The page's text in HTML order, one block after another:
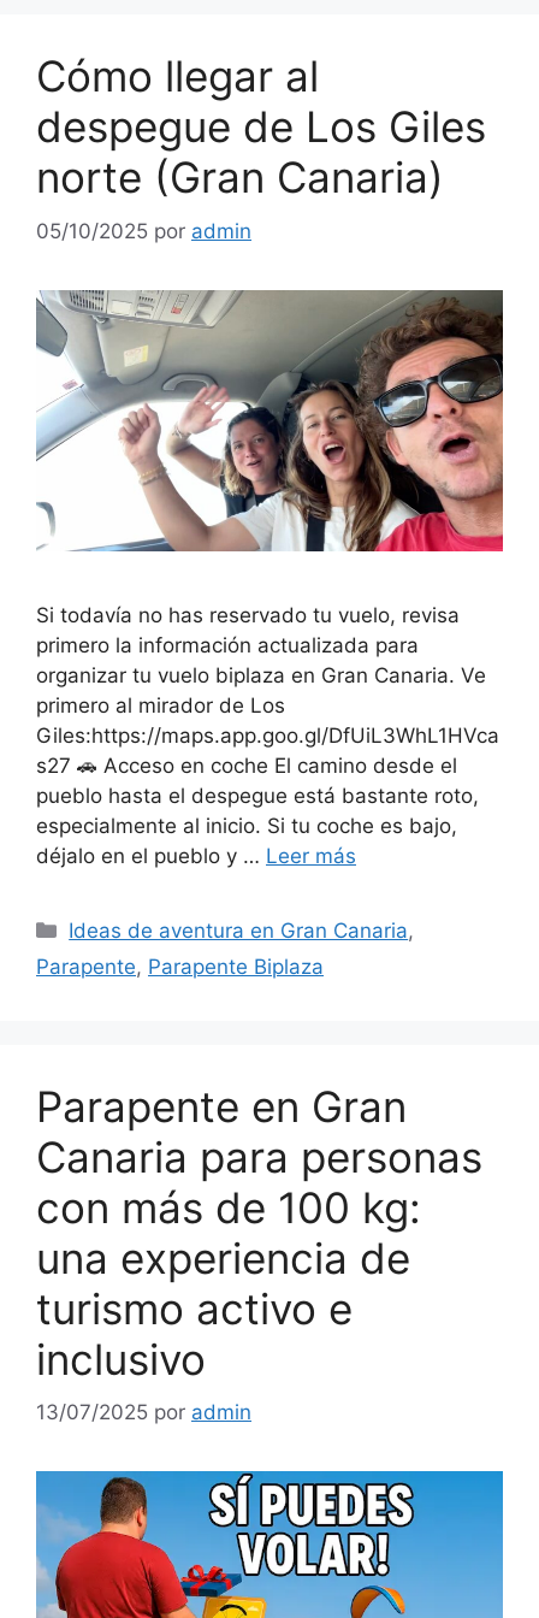
Cómo llegar al
despegue de Los Giles
norte (Gran Canaria)
05/10/2025 por admin
Si todavía no has reservado tu vuelo, revisa
primero la información actualizada para
organizar tu vuelo biplaza en Gran Canaria. Ve
primero al mirador de Los
Giles:https://maps.app.goo.gl/DfUiL3WhL1HVca
s27 🚗 Acceso en coche El camino desde el
pueblo hasta el despegue está bastante roto,
especialmente al inicio. Si tu coche es bajo,
déjalo en el pueblo y … Leer más
Categorías
Ideas de aventura en Gran Canaria,
Parapente, Parapente Biplaza
Parapente en Gran
Canaria para personas
con más de 100 kg:
una experiencia de
turismo activo e
inclusivo
13/07/2025 por admin